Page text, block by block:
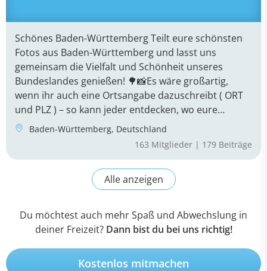
Du möchtest auch mehr Spaß und Abwechslung in
deiner Freizeit? Dann bist du bei uns richtig!
Kostenlos mitmachen